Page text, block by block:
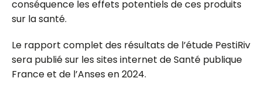
conséquence les effets potentiels de ces produits
sur la santé.
Le rapport complet des résultats de l’étude PestiRiv
sera publié sur les sites internet de Santé publique
France et de l’Anses en 2024.